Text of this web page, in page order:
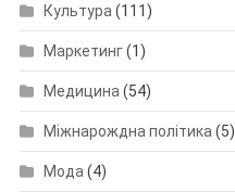
Культура (111)
Маркетинг(1)
Медицина (54)
Міжнарождна політика (5)
Мода (4)